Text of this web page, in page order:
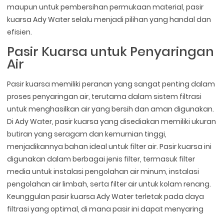
maupun untuk pembersihan permukaan material, pasir
kuarsa Ady Water selalu menjadi pilihan yang handal dan
efisien.
Pasir Kuarsa untuk Penyaringan
Air
Pasir kuarsa memiliki peranan yang sangat penting dalam
proses penyaringan air, terutama dalam sistem filtrasi
untuk menghasilkan air yang bersih dan aman digunakan.
Di Ady Water, pasir kuarsa yang disediakan memiliki ukuran
butiran yang seragam dan kemurnian tinggi,
menjadikannya bahan ideal untuk filter air. Pasir kuarsa ini
digunakan dalam berbagai jenis filter, termasuk filter
media untuk instalasi pengolahan air minum, instalasi
pengolahan air limbah, serta filter air untuk kolam renang.
Keunggulan pasir kuarsa Ady Water terletak pada daya
filtrasi yang optimal, di mana pasir ini dapat menyaring